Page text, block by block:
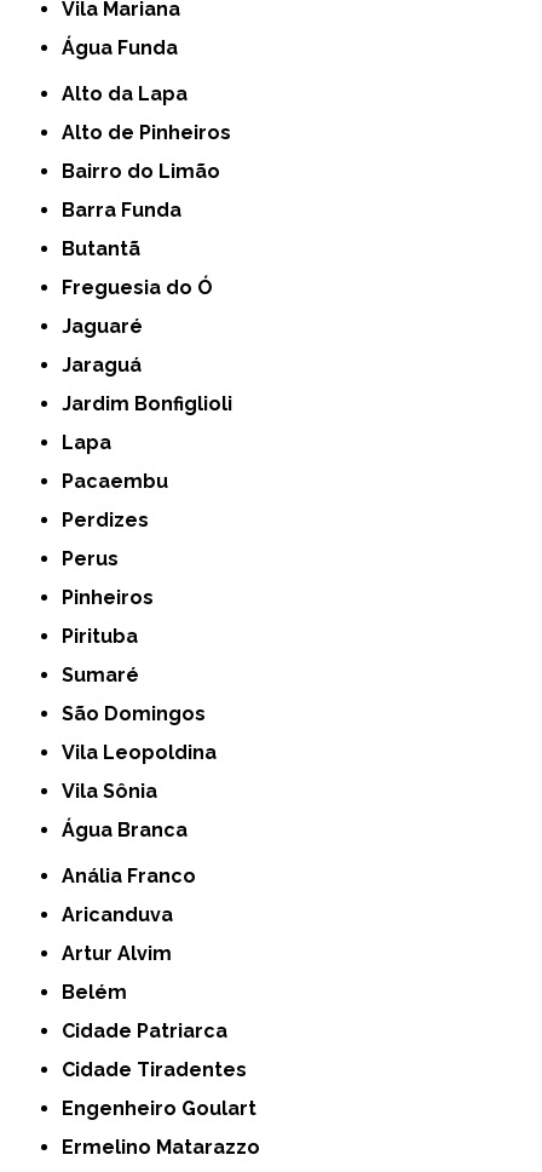
Vila Mariana
Água Funda
Alto da Lapa
Alto de Pinheiros
Bairro do Limão
Barra Funda
Butantã
Freguesia do Ó
Jaguaré
Jaraguá
Jardim Bonfiglioli
Lapa
Pacaembu
Perdizes
Perus
Pinheiros
Pirituba
Sumaré
São Domingos
Vila Leopoldina
Vila Sônia
Água Branca
Anália Franco
Aricanduva
Artur Alvim
Belém
Cidade Patriarca
Cidade Tiradentes
Engenheiro Goulart
Ermelino Matarazzo